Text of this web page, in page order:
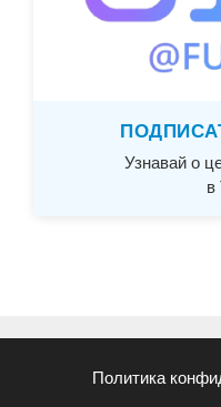
Узнавай о
в
Политика